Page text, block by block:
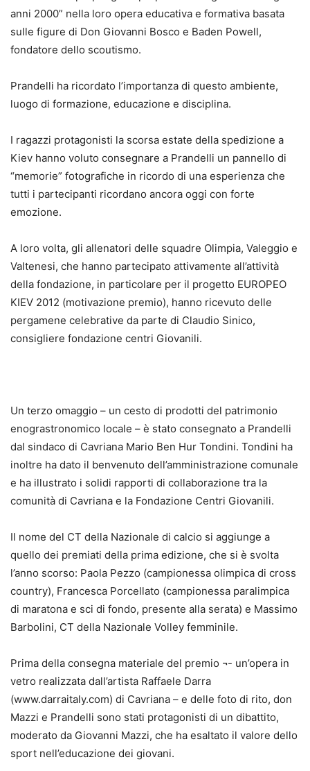
anni 2000” nella loro opera educativa e formativa basata
sulle figure di Don Giovanni Bosco e Baden Powell,
fondatore dello scoutismo.
Prandelli ha ricordato l’importanza di questo ambiente,
luogo di formazione, educazione e disciplina.
I ragazzi protagonisti la scorsa estate della spedizione a
Kiev hanno voluto consegnare a Prandelli un pannello di
“memorie” fotografiche in ricordo di una esperienza che
tutti i partecipanti ricordano ancora oggi con forte
emozione.
A loro volta, gli allenatori delle squadre Olimpia, Valeggio e
Valtenesi, che hanno partecipato attivamente all’attività
della fondazione, in particolare per il progetto EUROPEO
KIEV 2012 (motivazione premio), hanno ricevuto delle
pergamene celebrative da parte di Claudio Sinico,
consigliere fondazione centri Giovanili.
Un terzo omaggio – un cesto di prodotti del patrimonio
enograstronomico locale – è stato consegnato a Prandelli
dal sindaco di Cavriana Mario Ben Hur Tondini. Tondini ha
inoltre ha dato il benvenuto dell’amministrazione comunale
e ha illustrato i solidi rapporti di collaborazione tra la
comunità di Cavriana e la Fondazione Centri Giovanili.
Il nome del CT della Nazionale di calcio si aggiunge a
quello dei premiati della prima edizione, che si è svolta
l’anno scorso: Paola Pezzo (campionessa olimpica di cross
country), Francesca Porcellato (campionessa paralimpica
di maratona e sci di fondo, presente alla serata) e Massimo
Barbolini, CT della Nazionale Volley femminile.
Prima della consegna materiale del premio ¬- un’opera in
vetro realizzata dall’artista Raffaele Darra
(www.darraitaly.com) di Cavriana – e delle foto di rito, don
Mazzi e Prandelli sono stati protagonisti di un dibattito,
moderato da Giovanni Mazzi, che ha esaltato il valore dello
sport nell’educazione dei giovani.